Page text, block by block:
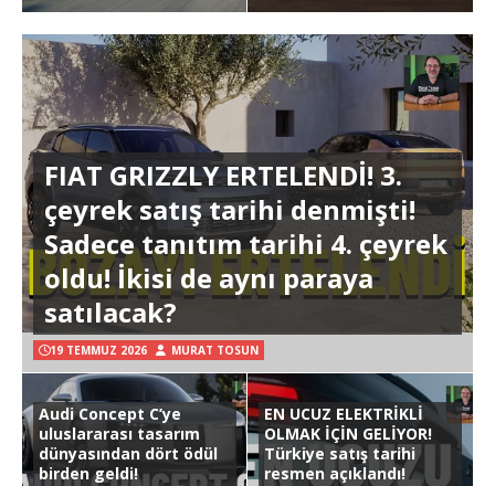
FIAT GRIZZLY ERTELENDİ! 3.
çeyrek satış tarihi denmişti!
Sadece tanıtım tarihi 4. çeyrek
oldu! İkisi de aynı paraya
satılacak?
19 TEMMUZ 2026 MURAT TOSUN
Audi Concept C’ye
uluslararası tasarım
dünyasından dört ödül
birden geldi!
EN UCUZ ELEKTRİKLİ
OLMAK İÇİN GELİYOR!
Türkiye satış tarihi
resmen açıklandı!